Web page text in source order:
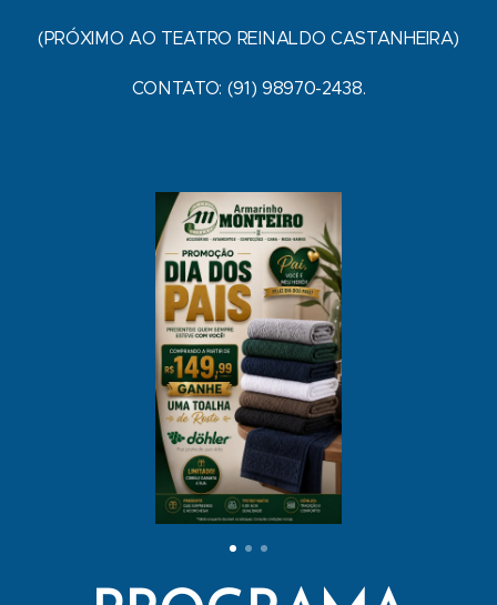
(PRÓXIMO AO TEATRO REINALDO CASTANHEIRA)
CONTATO: (91) 98970-2438.